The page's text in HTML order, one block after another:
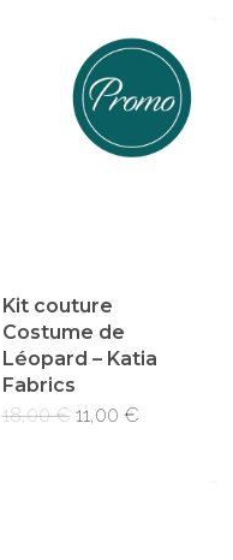
Kit couture
Costume de
Léopard – Katia
Fabrics
18,00€ Le
11,00 €Le